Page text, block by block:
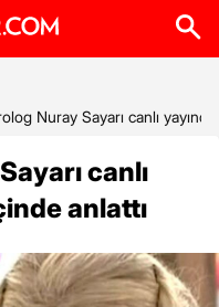
Nuray Sayarı canlı
canlı
anlattı